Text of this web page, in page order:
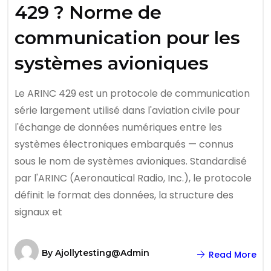
429 ? Norme de
communication pour les
systèmes avioniques
Le ARINC 429 est un protocole de communication
série largement utilisé dans l'aviation civile pour
l'échange de données numériques entre les
systèmes électroniques embarqués — connus
sous le nom de systèmes avioniques. Standardisé
par l'ARINC (Aeronautical Radio, Inc.), le protocole
définit le format des données, la structure des
signaux et
By Ajollytesting@admin Read More